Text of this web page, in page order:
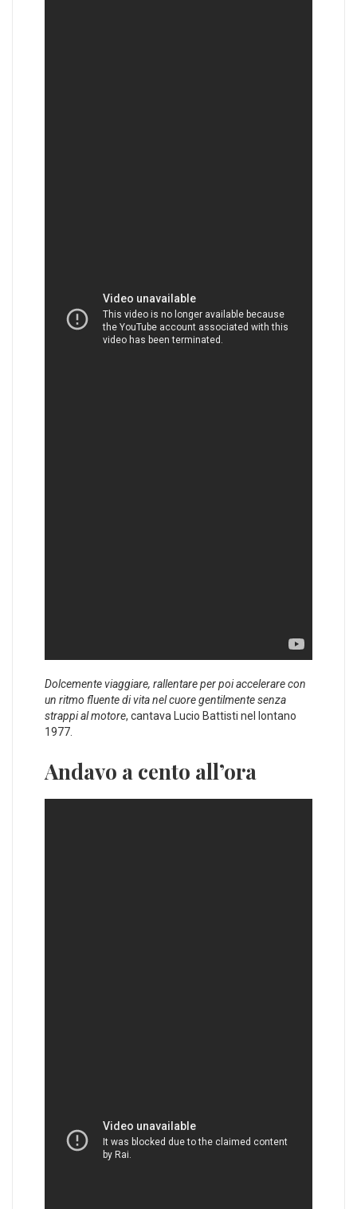
Dolcemente viaggiare, rallentare per poi accelerare con
un ritmo fluente di vita nel cuore gentilmente senza
strappi al motore, cantava Lucio Battisti nel lontano
1977.
Andavo a cento all’ora